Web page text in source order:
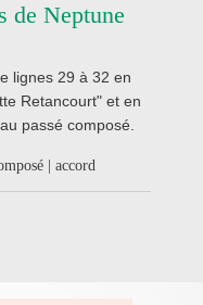
de Neptune
lignes 29 à 32 en
Retancourt" et en
passé composé.
| accord